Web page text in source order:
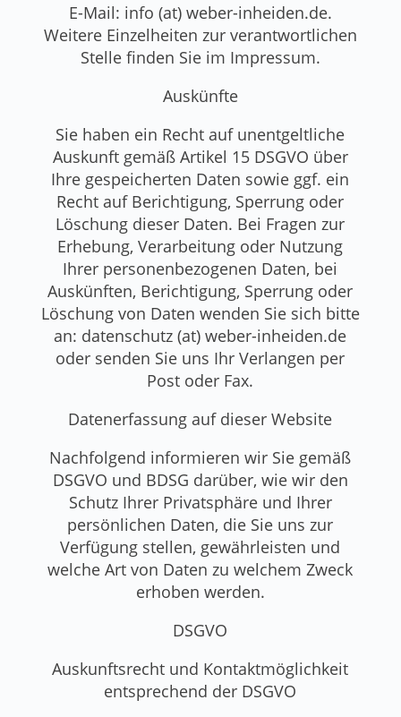
E-Mail: info (at) weber-inheiden.de.
Weitere Einzelheiten zur verantwortlichen
Stelle finden Sie im Impressum.
Auskünfte
Sie haben ein Recht auf unentgeltliche
Auskunft gemäß Artikel 15 DSGVO über
Ihre gespeicherten Daten sowie ggf. ein
Recht auf Berichtigung, Sperrung oder
Löschung dieser Daten. Bei Fragen zur
Erhebung, Verarbeitung oder Nutzung
Ihrer personenbezogenen Daten, bei
Auskünften, Berichtigung, Sperrung oder
Löschung von Daten wenden Sie sich bitte
an: datenschutz (at) weber-inheiden.de
oder senden Sie uns Ihr Verlangen per
Post oder Fax.
Datenerfassung auf dieser Website
Nachfolgend informieren wir Sie gemäß
DSGVO und BDSG darüber, wie wir den
Schutz Ihrer Privatsphäre und Ihrer
persönlichen Daten, die Sie uns zur
Verfügung stellen, gewährleisten und
welche Art von Daten zu welchem Zweck
erhoben werden.
DSGVO
Auskunftsrecht und Kontaktmöglichkeit
entsprechend der DSGVO